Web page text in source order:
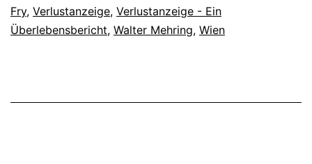
Fry, Verlustanzeige, Verlustanzeige - Ein
Überlebensbericht, Walter Mehring, Wien